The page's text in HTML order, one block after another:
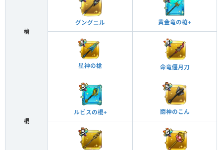
槍
グングニル 黄金竜の槍+
星神の槍 命竜偃月刀
棍
ルビスの棍+ 闘神のこん